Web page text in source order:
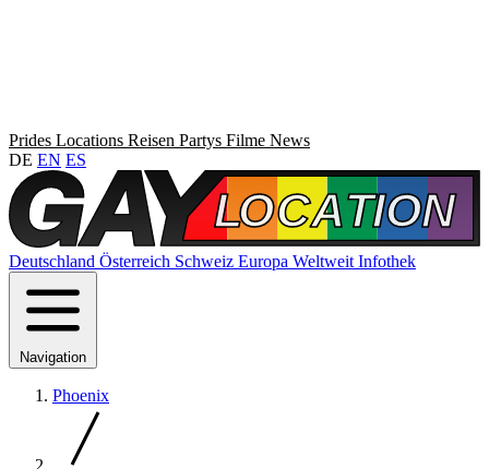
Prides Locations Reisen Partys Filme News
DE EN ES
Deutschland Österreich Schweiz Europa Weltweit Infothek
Navigation
Phoenix